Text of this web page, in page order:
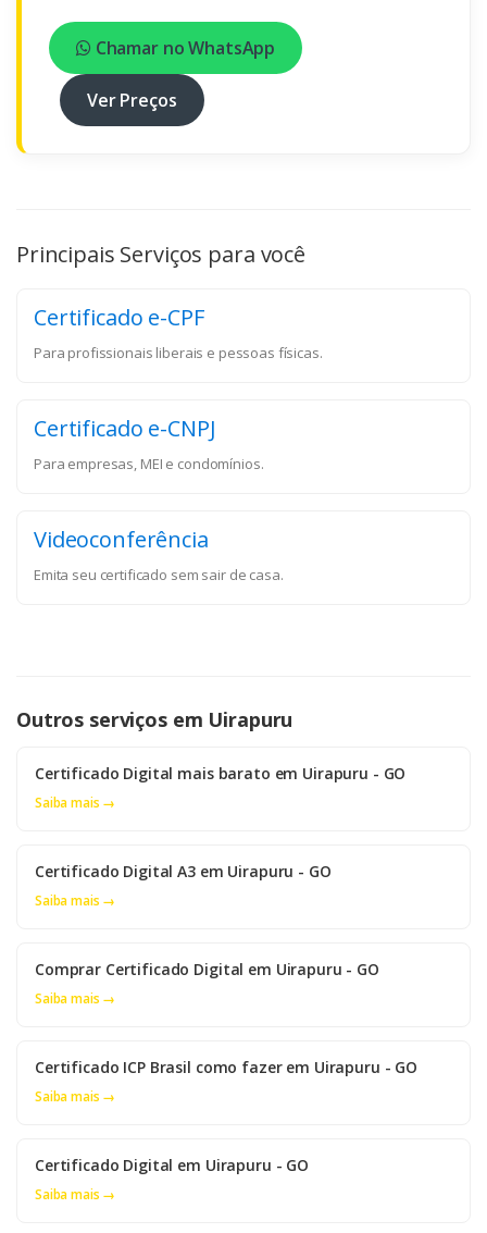
Chamar no WhatsApp
Ver Preços
Principais Serviços para você
Certificado e-CPF
Para profissionais liberais e pessoas físicas.
Certificado e-CNPJ
Para empresas, MEI e condomínios.
Videoconferência
Emita seu certificado sem sair de casa.
Outros serviços em Uirapuru
Certificado Digital mais barato em Uirapuru - GO
Saiba mais →
Certificado Digital A3 em Uirapuru - GO
Saiba mais →
Comprar Certificado Digital em Uirapuru - GO
Saiba mais →
Certificado ICP Brasil como fazer em Uirapuru - GO
Saiba mais →
Certificado Digital em Uirapuru - GO
Saiba mais →